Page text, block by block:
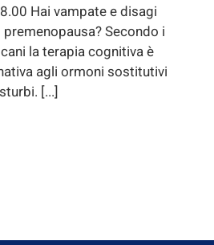
Hai vampate e disagi
Secondo i
la terapia cognitiva è
agli ormoni sostitutivi
[...]